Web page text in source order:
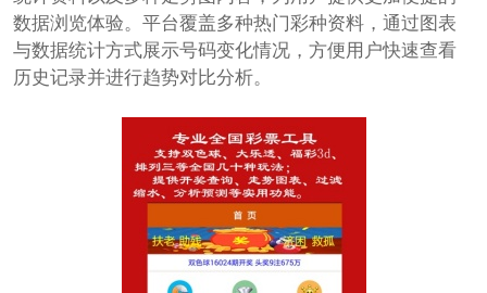
数据浏览体验。平台覆盖多种热门彩种资料，通过图表
与数据统计方式展示号码变化情况，方便用户快速查看
历史记录并进行趋势对比分析。